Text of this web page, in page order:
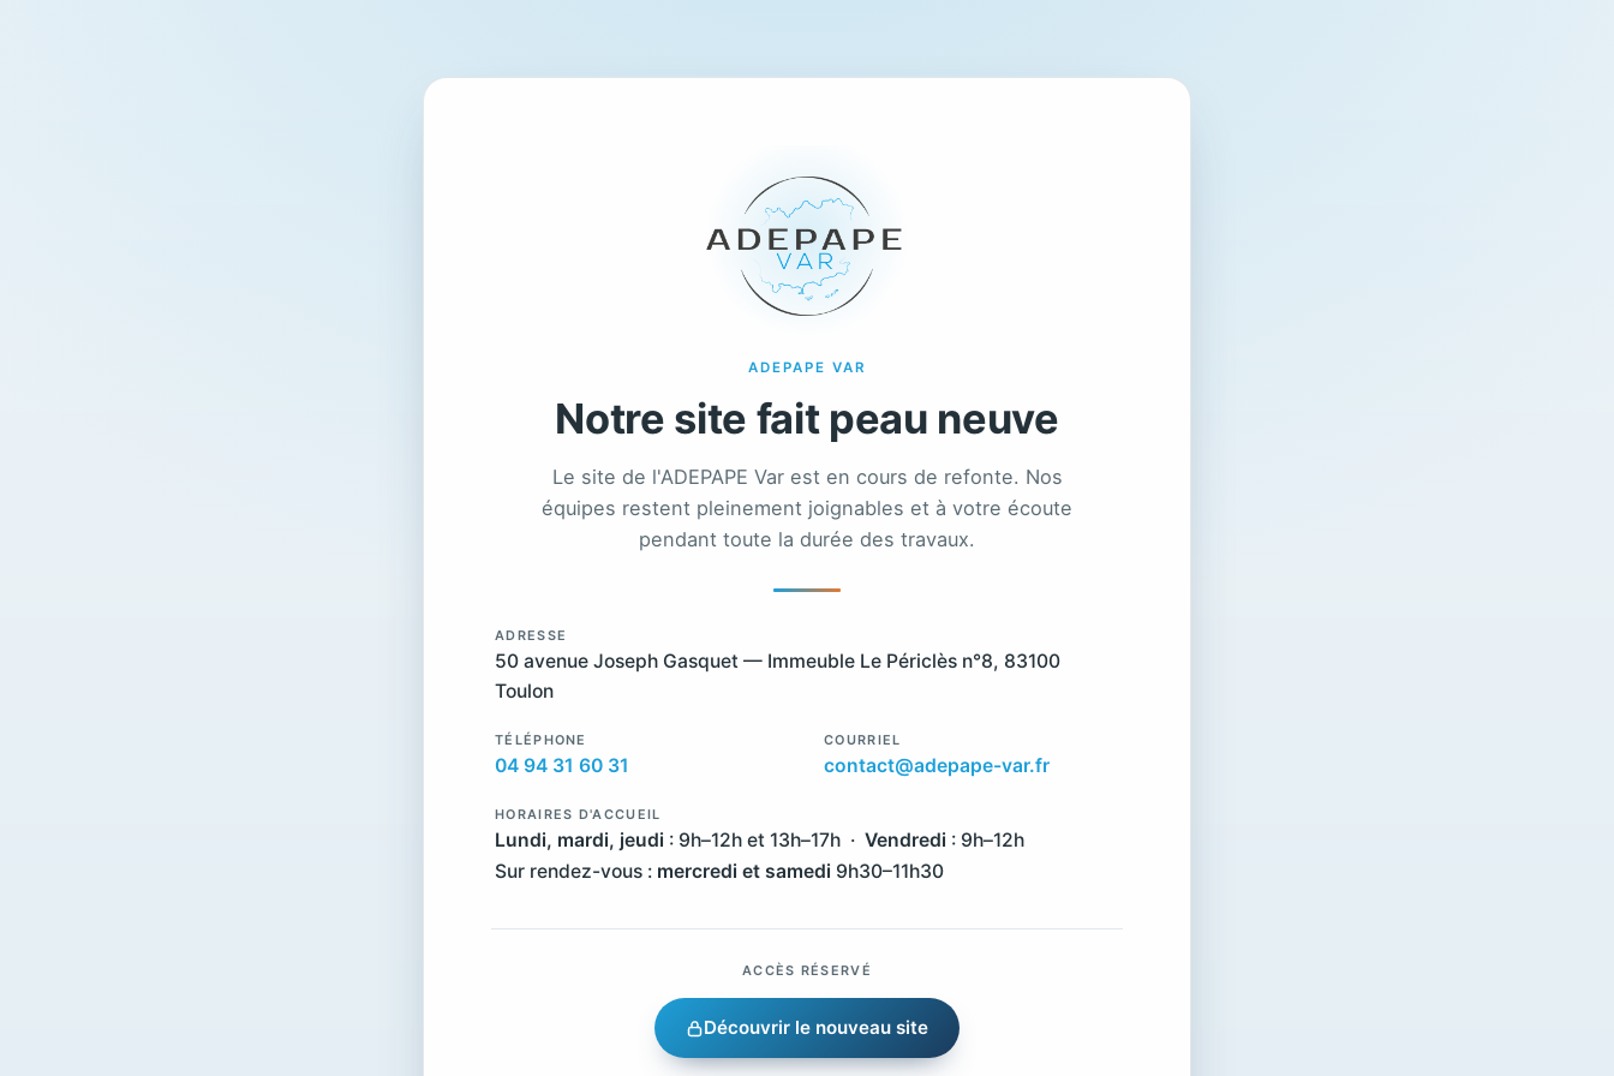
ADEPAPE VAR
Notre site fait peau neuve
Le site de l'ADEPAPE Var est en cours de refonte. Nos
équipes restent pleinement joignables et à votre écoute
pendant toute la durée des travaux.
ADRESSE
50 avenue Joseph Gasquet — Immeuble Le Périclès n°8, 83100
Toulon
TÉLÉPHONE
04 94 31 60 31
COURRIEL
contact@adepape-var.fr
HORAIRES D'ACCUEIL
Lundi, mardi, jeudi : 9h–12h et 13h–17h · Vendredi : 9h–12h
Sur rendez-vous : mercredi et samedi 9h30–11h30
ACCÈS RÉSERVÉ
Découvrir le nouveau site